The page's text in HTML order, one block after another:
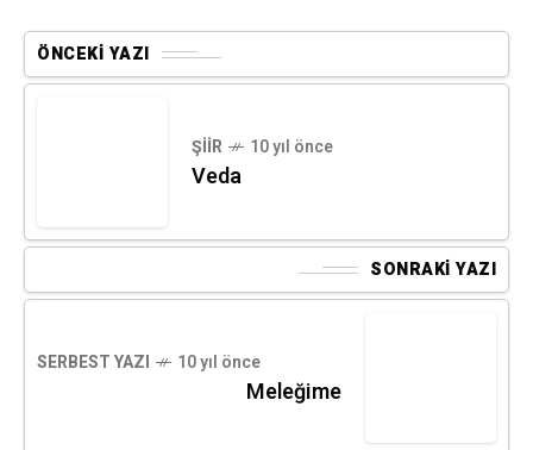
ÖNCEKI YAZI
ŞIIR 10 yıl önce
Veda
SONRAKI YAZI
SERBEST YAZI 10 yıl önce
Meleğime